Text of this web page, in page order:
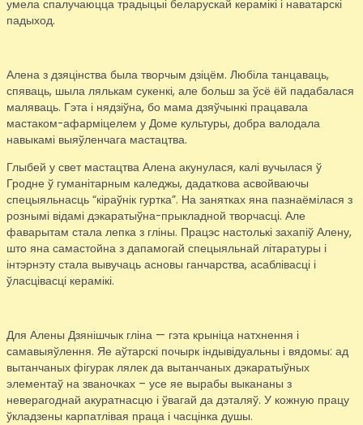
умела спалучаюцца традыцыі беларускай керамікі і наватарскі
падыход.
Алена з дзяцінства была творчым дзіцём. Любіла танцаваць,
спяваць, шыла лялькам сукенкі, але больш за ўсё ёй падабалася
маляваць. Гэта і нядзіўна, бо мама дзяўчынкі працавала
мастаком-афарміцелем у Доме культуры, добра валодала
навыкамі выяўленчага мастацтва.
Глыбей у свет мастацтва Алена акунулася, калі вучылася ў
Гродне ў гуманітарным каледжы, дадаткова асвойваючы
спецыяльнасць “кіраўнік гуртка”. На занятках яна пазнаёмілася з
рознымі відамі дэкаратыўна-прыкладной творчасці. Але
фаварытам стала лепка з гліны. Працэс настолькі захапіў Алену,
што яна самастойна з дапамогай спецыяльнай літаратуры і
інтэрнэту стала вывучаць асновы ганчарства, асаблівасці і
ўласцівасці керамікі.
Для Алены Дзянішчык гліна — гэта крыніца натхнення і
самавыяўлення. Яе аўтарскі почырк індывідуальны і вядомы: ад
вытанчаных фігурак лялек да вытанчаных дэкаратыўных
элементаў на званочках – усе яе вырабы выкананы з
неверагоднай акуратнасцю і ўвагай да дэталяў. У кожную працу
ўкладзены карпатлівая праца і часцінка душы.